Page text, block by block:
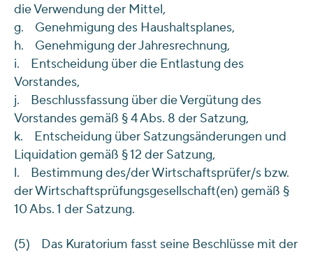
die Verwendung der Mittel,
g. Genehmigung des Haushaltsplanes,
h. Genehmigung der Jahresrechnung,
i. Entscheidung über die Entlastung des
Vorstandes,
j. Beschlussfassung über die Vergütung des
Vorstandes gemäß § 4 Abs. 8 der Satzung,
k. Entscheidung über Satzungsänderungen und
Liquidation gemäß § 12 der Satzung,
l. Bestimmung des/der Wirtschaftsprüfer/s bzw.
der Wirtschaftsprüfungsgesellschaft(en) gemäß §
10 Abs. 1 der Satzung.
(5) Das Kuratorium fasst seine Beschlüsse mit der